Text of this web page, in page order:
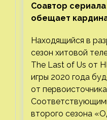
Соавтор
обещает
Находящийся в
сезон хитовой
The Last of Us от
игры 2020 года
от
второго сезона